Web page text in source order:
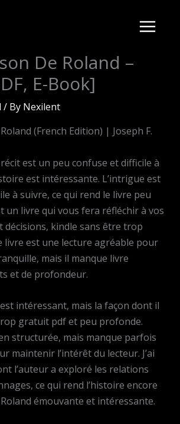
De Roland –
E-Book]
/ By Nexilent
(French Edition) | Joseph F.
est un peu confuse et difficile à
est intéressante. L’intrigue est
à suivre, ce qui rend le livre peu
un livre qui vous fera réfléchir à vos
décisions, kindle sans être trop
livre est une lecture agréable pour
mais il manque livre
et de profondeur.
intéressant, mais la façon dont il
gratuit pdf et peu profonde.
structurée, mais manque parfois
maintenir l’intérêt du lecteur. J’ai
l’auteur a exploré les relations
ce qui rend l’histoire encore
émouvante et intéressante.